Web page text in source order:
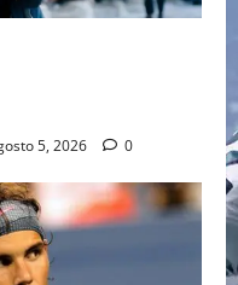
5, 2026 0